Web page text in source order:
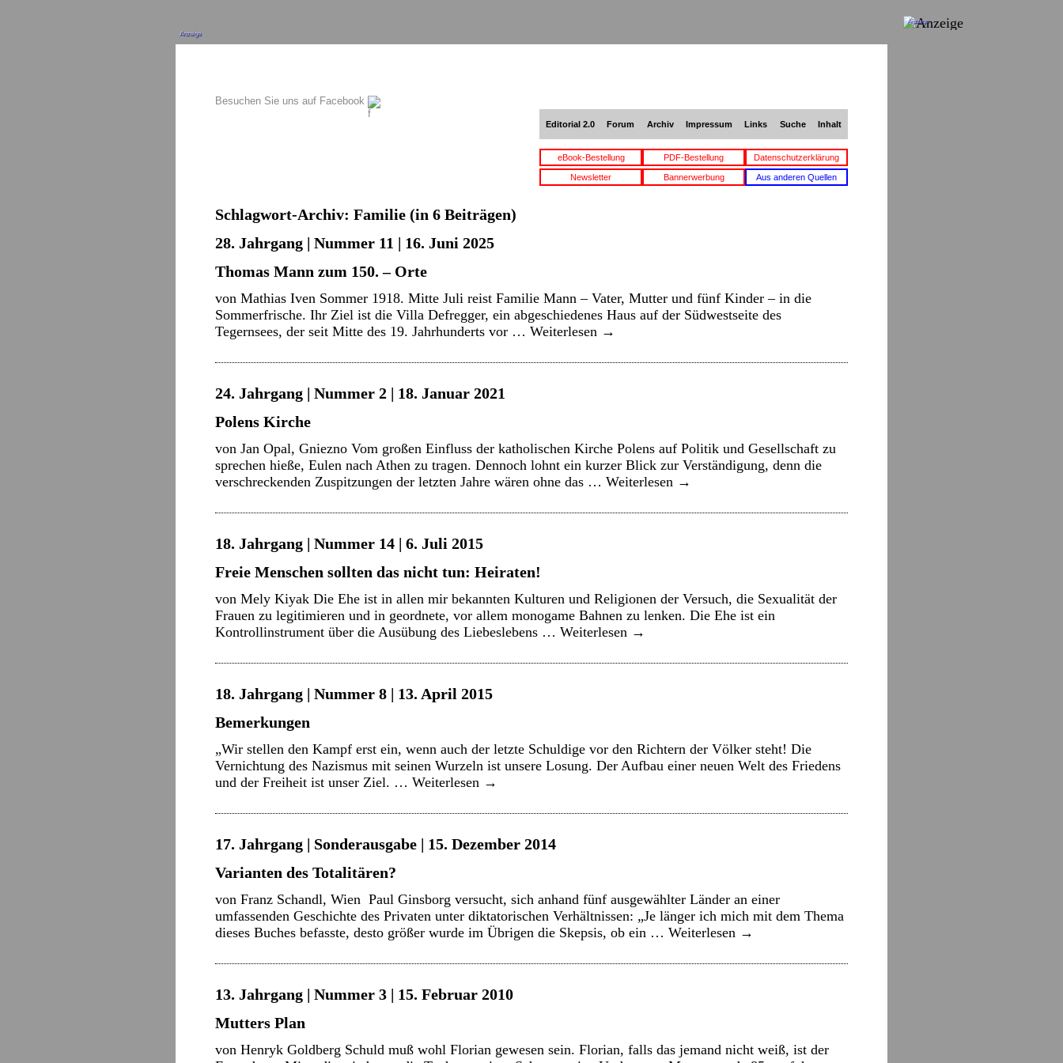
Anzeige
Besuchen Sie uns auf Facebook
Editorial 2.0 Forum Archiv Impressum Links Suche Inhalt
eBook-Bestellung PDF-Bestellung Datenschutzerklärung
Newsletter Bannerwerbung Aus anderen Quellen
Schlagwort-Archiv: Familie (in 6 Beiträgen)
28. Jahrgang | Nummer 11 | 16. Juni 2025
Thomas Mann zum 150. – Orte
von Mathias Iven Sommer 1918. Mitte Juli reist Familie Mann – Vater, Mutter und fünf Kinder – in die
Sommerfrische. Ihr Ziel ist die Villa Defregger, ein abgeschiedenes Haus auf der Südwestseite des
Tegernsees, der seit Mitte des 19. Jahrhunderts vor … Weiterlesen →
24. Jahrgang | Nummer 2 | 18. Januar 2021
Polens Kirche
von Jan Opal, Gniezno Vom großen Einfluss der katholischen Kirche Polens auf Politik und Gesellschaft zu
sprechen hieße, Eulen nach Athen zu tragen. Dennoch lohnt ein kurzer Blick zur Verständigung, denn die
verschreckenden Zuspitzungen der letzten Jahre wären ohne das … Weiterlesen →
18. Jahrgang | Nummer 14 | 6. Juli 2015
Freie Menschen sollten das nicht tun: Heiraten!
von Mely Kiyak Die Ehe ist in allen mir bekannten Kulturen und Religionen der Versuch, die Sexualität der
Frauen zu legitimieren und in geordnete, vor allem monogame Bahnen zu lenken. Die Ehe ist ein
Kontrollinstrument über die Ausübung des Liebeslebens … Weiterlesen →
18. Jahrgang | Nummer 8 | 13. April 2015
Bemerkungen
„Wir stellen den Kampf erst ein, wenn auch der letzte Schuldige vor den Richtern der Völker steht! Die
Vernichtung des Nazismus mit seinen Wurzeln ist unsere Losung. Der Aufbau einer neuen Welt des Friedens
und der Freiheit ist unser Ziel. … Weiterlesen →
17. Jahrgang | Sonderausgabe | 15. Dezember 2014
Varianten des Totalitären?
von Franz Schandl, Wien Paul Ginsborg versucht, sich anhand fünf ausgewählter Länder an einer
umfassenden Geschichte des Privaten unter diktatorischen Verhältnissen: „Je länger ich mich mit dem Thema
dieses Buches befasste, desto größer wurde im Übrigen die Skepsis, ob ein … Weiterlesen →
13. Jahrgang | Nummer 3 | 15. Februar 2010
Mutters Plan
von Henryk Goldberg Schuld muß wohl Florian gewesen sein. Florian, falls das jemand nicht weiß, ist der
Anzeige